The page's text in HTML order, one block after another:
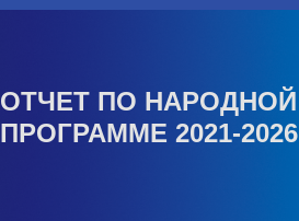
ОТЧЕТ ПО НАРОДНОЙ
ПРОГРАММЕ 2021-2026